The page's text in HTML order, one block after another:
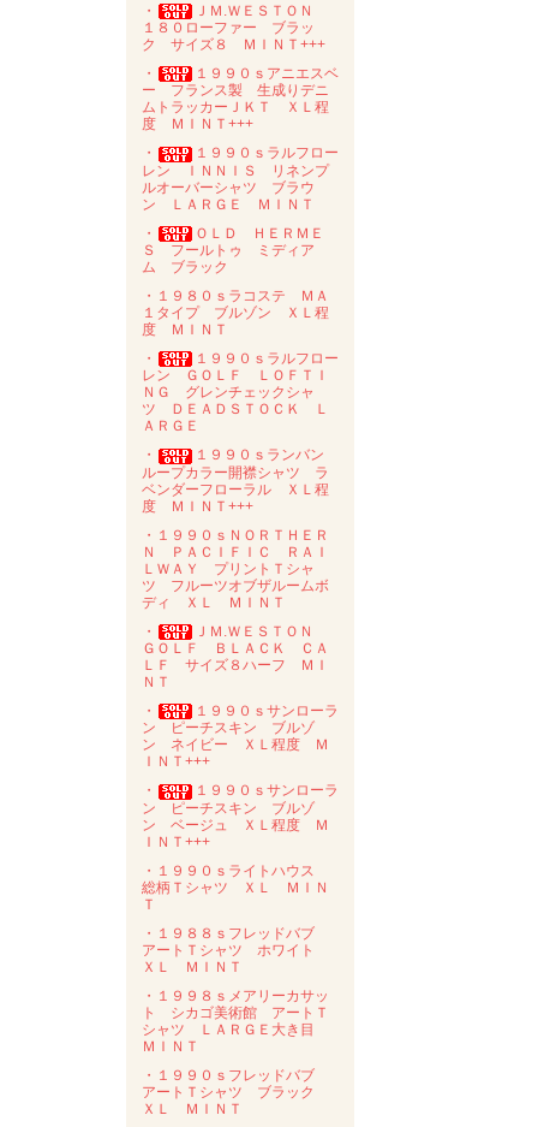
・
ＪＭ.ＷＥＳＴＯＮ
１８０ローファー ブラッ
ク サイズ８ ＭＩＮＴ+++
・
１９９０ｓアニエスベ
ー フランス製 生成りデニ
ムトラッカーＪＫＴ ＸＬ程
度 ＭＩＮＴ+++
・
１９９０ｓラルフロー
レン ＩＮＮＩＳ リネンプ
ルオーバーシャツ ブラウ
ン ＬＡＲＧＥ ＭＩＮＴ
・
ＯＬＤ ＨＥＲＭＥ
Ｓ フールトゥ ミディア
ム ブラック
・１９８０ｓラコステ ＭＡ
１タイプ ブルゾン ＸＬ程
度 ＭＩＮＴ
・
１９９０ｓラルフロー
レン ＧＯＬＦ ＬＯＦＴＩ
ＮＧ グレンチェックシャ
ツ ＤＥＡＤＳＴＯＣＫ Ｌ
ＡＲＧＥ
・
１９９０ｓランバン
ループカラー開襟シャツ ラ
ベンダーフローラル ＸＬ程
度 ＭＩＮＴ+++
・１９９０ｓＮＯＲＴＨＥＲ
Ｎ ＰＡＣＩＦＩＣ ＲＡＩ
ＬＷＡＹ プリントＴシャ
ツ フルーツオブザルームボ
ディ ＸＬ ＭＩＮＴ
・
ＪＭ.ＷＥＳＴＯＮ
ＧＯＬＦ ＢＬＡＣＫ ＣＡ
ＬＦ サイズ８ハーフ ＭＩ
ＮＴ
・
１９９０ｓサンローラ
ン ピーチスキン ブルゾ
ン ネイビー ＸＬ程度 Ｍ
ＩＮＴ+++
・
１９９０ｓサンローラ
ン ピーチスキン ブルゾ
ン ベージュ ＸＬ程度 Ｍ
ＩＮＴ+++
・１９９０ｓライトハウス
総柄Ｔシャツ ＸＬ ＭＩＮ
Ｔ
・１９８８ｓフレッドバブ
アートＴシャツ ホワイト
ＸＬ ＭＩＮＴ
・１９９８ｓメアリーカサッ
ト シカゴ美術館 アートＴ
シャツ ＬＡＲＧＥ大き目
ＭＩＮＴ
・１９９０ｓフレッドバブ
アートＴシャツ ブラック
ＸＬ ＭＩＮＴ